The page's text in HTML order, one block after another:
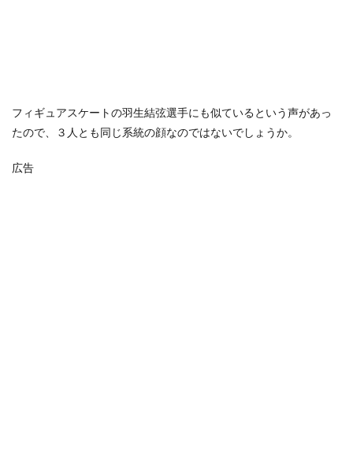
フィギュアスケートの羽生結弦選手にも似ているという声があっ
たので、３人とも同じ系統の顔なのではないでしょうか。
広告